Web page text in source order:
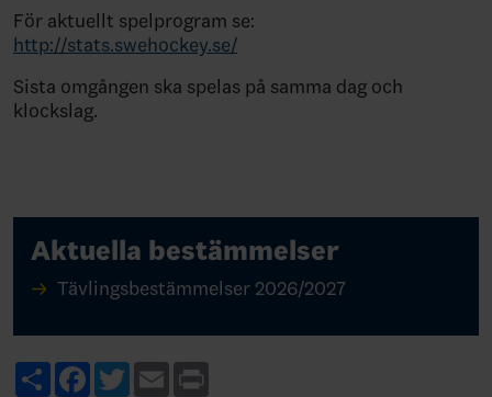
För aktuellt spelprogram se:
http://stats.swehockey.se/
Sista omgången ska spelas på samma dag och
klockslag.
Aktuella bestämmelser
Tävlingsbestämmelser 2026/2027
ShareFacebook
TwitterEmail